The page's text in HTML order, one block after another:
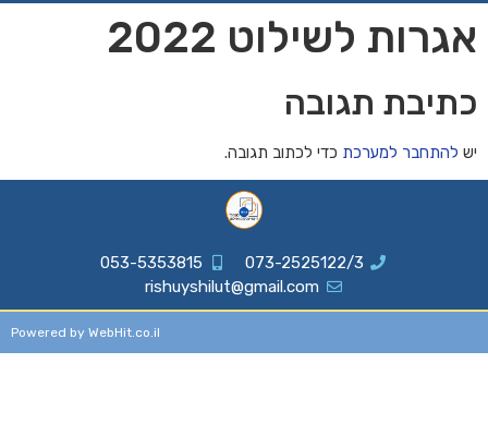
אגרות לשילוט 2022
כתיבת תגובה
יש להתחבר למערכת כדי לכתוב תגובה.
073-2525122/3
053-5353815
rishuyshilut@gmail.com
Powered by WebHit.co.il